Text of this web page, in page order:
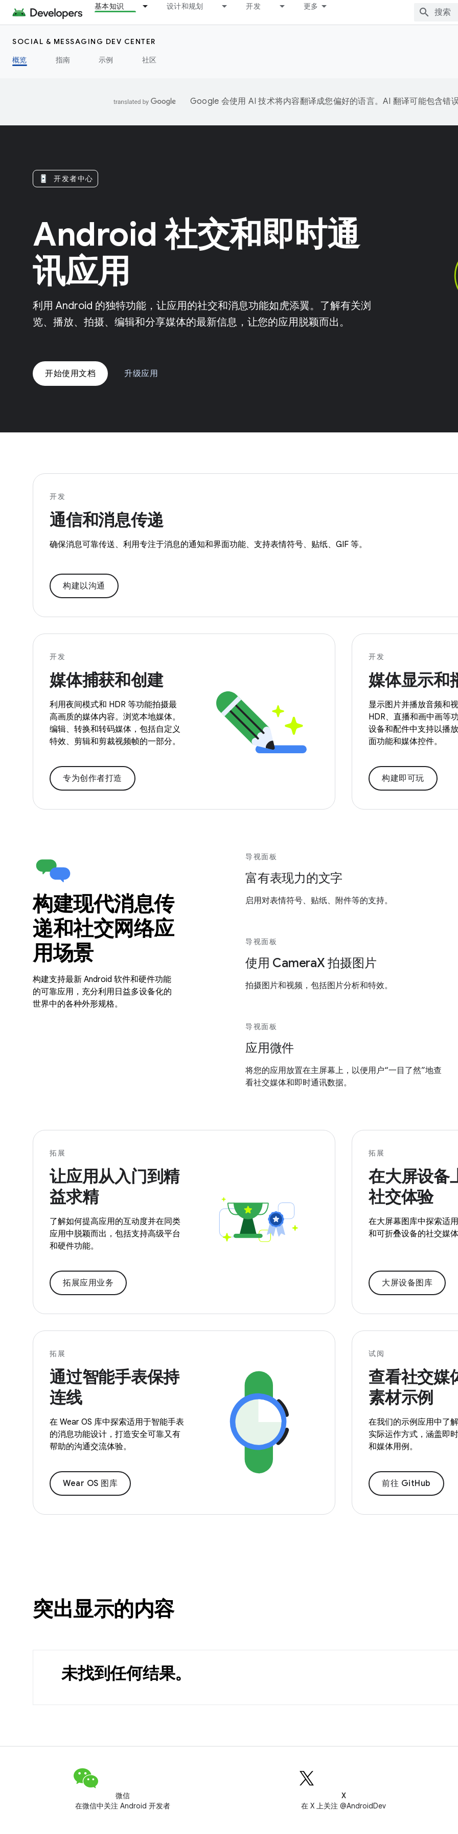
基本知识 设计和规划 开发 更多
SOCIAL & MESSAGING DEV CENTER
概览
指南 示例 社区
Google 会使用 AI 技术将内容翻译成您偏好的语言。AI 翻译可能包含错
开发者中心
Android 社交和即时通
讯应用
利用 Android 的独特功能，让应用的社交和消息功能如虎添翼。了解有关浏
览、播放、拍摄、编辑和分享媒体的最新信息，让您的应用脱颖而出。
开始使用文档 升级应用
开发
通信和消息传递
确保消息可靠传送、利用专注于消息的通知和界面功能、支持表情符号、贴纸、GIF 等。
构建以沟通
开发
媒体捕获和创建
利用夜间模式和 HDR 等功能拍摄最
高画质的媒体内容。浏览本地媒体。
编辑、转换和转码媒体，包括自定义
特效、剪辑和剪裁视频帧的一部分。
专为创作者打造
开发
媒体显示和
显示图片并播放音频和
HDR、直播和画中画等
设备和配件中支持以播
面功能和媒体控件。
构建即可玩
构建现代消息传
递和社交网络应
用场景
构建支持最新 Android 软件和硬件功能
的可靠应用，充分利用日益多设备化的
世界中的各种外形规格。
导视面板
富有表现力的文字
启用对表情符号、贴纸、附件等的支持。
导视面板
使用 CameraX 拍摄图片
拍摄图片和视频，包括图片分析和特效。
导视面板
应用微件
将您的应用放置在主屏幕上，以便用户“一目了然”地查
看社交媒体和即时通讯数据。
拓展
让应用从入门到精
益求精
了解如何提高应用的互动度并在同类
应用中脱颖而出，包括支持高级平台
和硬件功能。
拓展应用业务
拓展
在大屏设备
社交体验
在大屏幕图库中探索适
和可折叠设备的社交媒
大屏设备图库
拓展
通过智能手表保持
连线
在 Wear OS 库中探索适用于智能手表
的消息功能设计，打造安全可靠又有
帮助的沟通交流体验。
Wear OS 图库
试阅
查看社交媒
素材示例
在我们的示例应用中了
实际运作方式，涵盖即
和媒体用例。
前往 GitHub
突出显示的内容
未找到任何结果。
微信
在微信中关注 Android 开发者
X
在 X 上关注 @AndroidDev